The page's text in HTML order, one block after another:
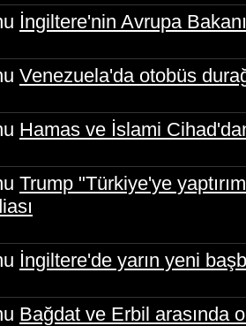
İngiltere'nin Avrupa
Venezuela'da otobüs
Hamas ve İslami
Trump "Türkiye'ye
İngiltere'de yarın yeni
Bağdat ve Erbil arasında